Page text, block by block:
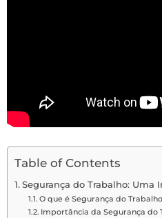
Table of Contents
Segurança do Trabalho: Uma
O que é Segurança do
Importância da Segurança do